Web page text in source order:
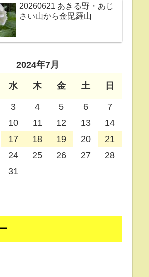
20260621 あきる野・あじ
さい山から金毘羅山
2024年7月
水 木 金 土 日
3 4 5 6
7
10 11 12 13
14
17 18 19 20
21
24 25 26 27
28
31